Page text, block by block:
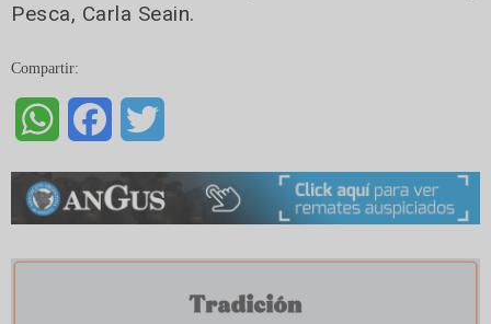
Pesca, Carla Seain.
Compartir:
WhatsAppFacebook